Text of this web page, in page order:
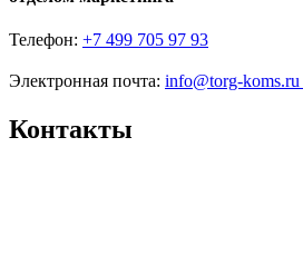
Телефон: +7 499 705 97 93
Электронная почта: info@torg-koms.ru
Контакты